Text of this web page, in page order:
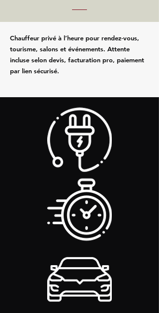
Chauffeur privé à l’heure pour rendez‑vous,
tourisme, salons et événements. Attente
incluse selon devis, facturation pro, paiement
par lien sécurisé.